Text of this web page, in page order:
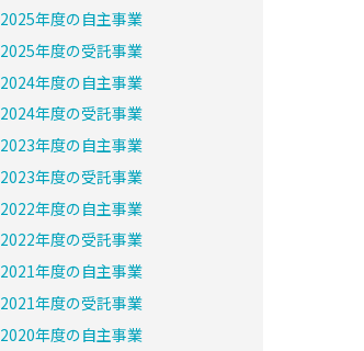
2025年度の自主事業
2025年度の受託事業
2024年度の自主事業
2024年度の受託事業
2023年度の自主事業
2023年度の受託事業
2022年度の自主事業
2022年度の受託事業
2021年度の自主事業
2021年度の受託事業
2020年度の自主事業